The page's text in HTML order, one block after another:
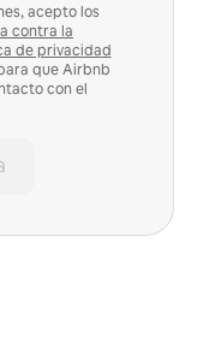
acepto los
contra la
de privacidad
que Airbnb
con el